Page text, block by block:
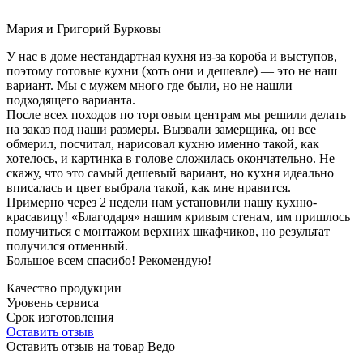
Мария и Григорий Бурковы
У нас в доме нестандартная кухня из-за короба и выступов,
поэтому готовые кухни (хоть они и дешевле) — это не наш
вариант. Мы с мужем много где были, но не нашли
подходящего варианта.
После всех походов по торговым центрам мы решили делать
на заказ под наши размеры. Вызвали замерщика, он все
обмерил, посчитал, нарисовал кухню именно такой, как
хотелось, и картинка в голове сложилась окончательно. Не
скажу, что это самый дешевый вариант, но кухня идеально
вписалась и цвет выбрала такой, как мне нравится.
Примерно через 2 недели нам установили нашу кухню-
красавицу! «Благодаря» нашим кривым стенам, им пришлось
помучиться с монтажом верхних шкафчиков, но результат
получился отменный.
Большое всем спасибо! Рекомендую!
Качество продукции
Уровень сервиса
Срок изготовления
Оставить отзыв
Оставить отзыв на товар Ведо